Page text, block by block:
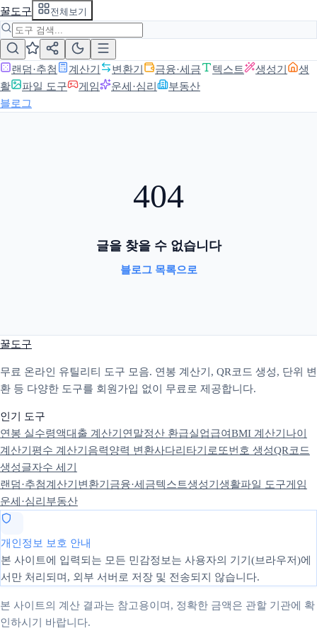
꿀도구 전체보기
랜덤·추첨 계산기 변환기 금융·세금 텍스트 생성기
생
활
파일 도구 게임 운세·심리
부동산
블로그
404
글을 찾을 수 없습니다
블로그 목록으로
꿀도구
무료 온라인 유틸리티 도구 모음. 연봉 계산기, QR코드 생성, 단위 변
환 등 다양한 도구를 회원가입 없이 무료로 제공합니다.
인기 도구
연봉 실수령액대출 계산기 연말정산 환급실업급여BMI 계산기 나이
계산기 평수 계산기 음력양력 변환사다리타기 로또번호 생성QR코드
생성글자수 세기
랜덤·추첨계산기 변환기 금융·세금텍스트생성기 생활파일 도구게임
운세·심리 부동산
개인정보 보호 안내
본 사이트에 입력되는 모든 민감정보는 사용자의 기기(브라우저)에
서만 처리되며, 외부 서버로 저장 및 전송되지 않습니다.
본 사이트의 계산 결과는 참고용이며, 정확한 금액은 관할 기관에 확
인하시기 바랍니다.